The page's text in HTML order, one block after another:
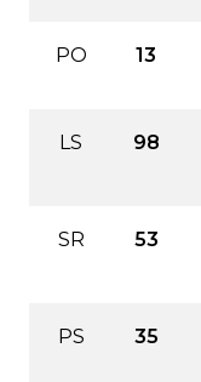
PO 13
LS 98
SR 53
PS 35